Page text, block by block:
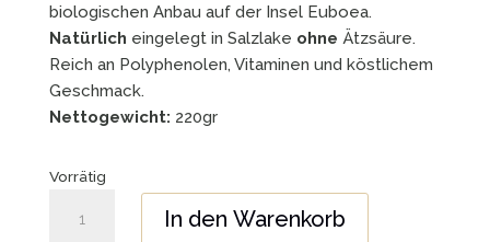
biologischen Anbau auf der Insel Euboea.
Natürlich eingelegt in Salzlake ohne Ätzsäure.
Reich an Polyphenolen, Vitaminen und köstlichem
Geschmack.
Nettogewicht: 220gr
Vorrätig
In den Warenkorb